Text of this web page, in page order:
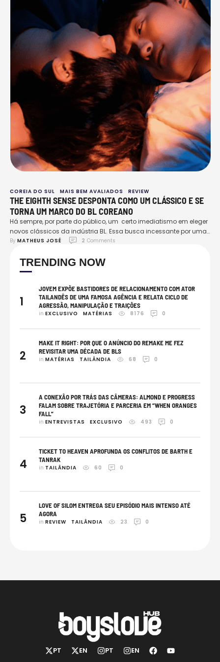
COREIA DO SUL MAIS BEM AVALIADOS REVIEW
THE EIGHTH SENSE DESPONTA COMO UM CLÁSSICO E SE
TORNA UM MARCO DO BL COREANO
Há sempre, por parte do público, um certo imediatismo em eleger
novos clássicos da indústria BL. Essa busca incessante por uma
série tão superior a todas as outras acaba colocando uma
Sense, mesmo antes de sua estreia, já carregava o peso de ser
uma obra-prima. Essa ansiedade das …
By MATHEUS JOSÉ 2 Comments
TRENDING NOW
1
JOVEM EXPÕE BASTIDORES DE RELACIONAMENTO COM ATOR
TAILANDÊS DE UMA FAMOSA AGÊNCIA E RELATA CICLO DE
AGRESSÃO, MANIPULAÇÃO E TRAIÇÕES
in EXCLUSIVO MATÉRIAS 8176 0
2
MAKE IT RIGHT: POR QUE O ANÚNCIO DO REMAKE ME FEZ
REVISITAR UMA DÉCADA DE BLS
in MATÉRIAS TAILÂNDIA 68 0
3
A CONEXÃO POR TRÁS DAS CÂMERAS: ALMOND E PROGRESS
FALAM SOBRE TRAJETÓRIA E PARCERIA EM “WHEN ORANGES
FALL”
in ENTREVISTAS EXCLUSIVO 493 0
4
TICKET TO HEAVEN APROFUNDA OS CONFLITOS DE BARTH E
TANRAK
in TAILÂNDIA 60 0
5
LOVE OF SILOM ENTREGA SEU EPISÓDIO MAIS INTENSO ATÉ
AGORA
in REVIEW TAILÂNDIA 23 0